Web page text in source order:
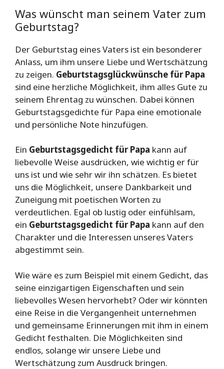
Was wünscht man seinem Vater zum
Geburtstag?
Der Geburtstag eines Vaters ist ein besonderer
Anlass, um ihm unsere Liebe und Wertschätzung
zu zeigen. Geburtstagsglückwünsche für Papa
sind eine herzliche Möglichkeit, ihm alles Gute zu
seinem Ehrentag zu wünschen. Dabei können
Geburtstagsgedichte für Papa eine emotionale
und persönliche Note hinzufügen.
Ein Geburtstagsgedicht für Papa kann auf
liebevolle Weise ausdrücken, wie wichtig er für
uns ist und wie sehr wir ihn schätzen. Es bietet
uns die Möglichkeit, unsere Dankbarkeit und
Zuneigung mit poetischen Worten zu
verdeutlichen. Egal ob lustig oder einfühlsam,
ein Geburtstagsgedicht für Papa kann auf den
Charakter und die Interessen unseres Vaters
abgestimmt sein.
Wie wäre es zum Beispiel mit einem Gedicht, das
seine einzigartigen Eigenschaften und sein
liebevolles Wesen hervorhebt? Oder wir könnten
eine Reise in die Vergangenheit unternehmen
und gemeinsame Erinnerungen mit ihm in einem
Gedicht festhalten. Die Möglichkeiten sind
endlos, solange wir unsere Liebe und
Wertschätzung zum Ausdruck bringen.